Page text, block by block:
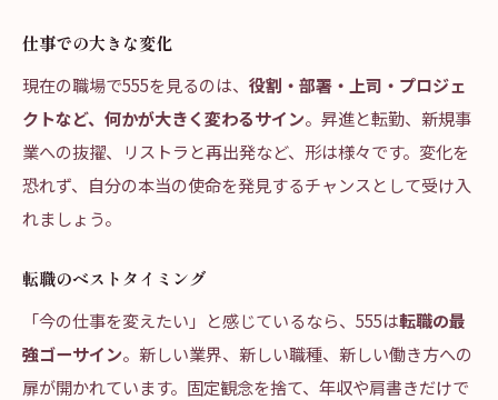
仕事での大きな変化
現在の職場で555を見るのは、 役割・部署・上司・プロジェ
クトなど、何かが大きく変わるサイン。昇進と転勤、新規事
業への抜擢、リストラと再出発など、形は様々です。変化を
恐れず、自分の本当の使命を発見するチャンスとして受け入
れましょう。
転職のベストタイミング
「今の仕事を変えたい」と感じているなら、555は転職の最
強ゴーサイン。新しい業界、新しい職種、新しい働き方への
扉が開かれています。固定観念を捨て、年収や肩書きだけで